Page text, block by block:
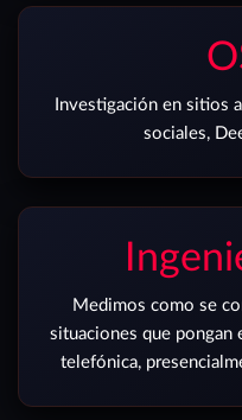
Investigación en sitios
sociales,
Medimos como se
situaciones que pongan
telefónica,